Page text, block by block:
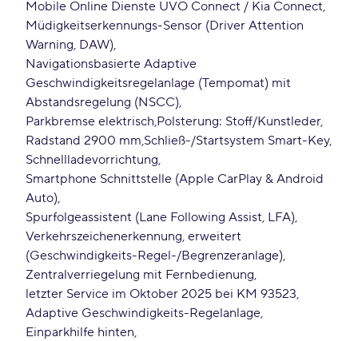
Mobile Online Dienste UVO Connect / Kia Connect
Müdigkeitserkennungs-Sensor (Driver Attention
Warning, DAW)
Navigationsbasierte Adaptive
Geschwindigkeitsregelanlage (Tempomat) mit
Abstandsregelung (NSCC)
Parkbremse elektrisch Polsterung: Stoff/Kunstleder
Radstand 2900 mm Schließ-/Startsystem Smart-Key
Schnellladevorrichtung
Smartphone Schnittstelle (Apple CarPlay & Android
Auto)
Spurfolgeassistent (Lane Following Assist, LFA)
Verkehrszeichenerkennung, erweitert
(Geschwindigkeits-Regel-/Begrenzeranlage)
Zentralverriegelung mit Fernbedienung
letzter Service im Oktober 2025 bei KM 93523
Adaptive Geschwindigkeits-Regelanlage
Einparkhilfe hinten